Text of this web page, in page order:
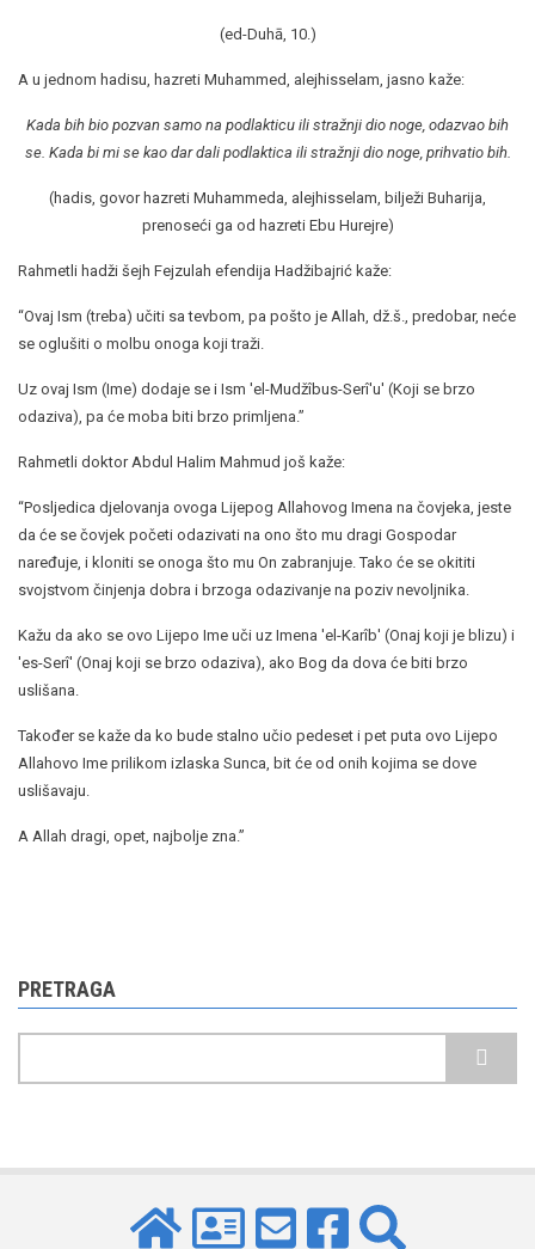
(ed-Duhā, 10.)
A u jednom hadisu, hazreti Muhammed, alejhisselam, jasno kaže:
Kada bih bio pozvan samo na podlakticu ili stražnji dio noge, odazvao bih
se. Kada bi mi se kao dar dali podlaktica ili stražnji dio noge, prihvatio bih.
(hadis, govor hazreti Muhammeda, alejhisselam, bilježi Buharija,
prenoseći ga od hazreti Ebu Hurejre)
Rahmetli hadži šejh Fejzulah efendija Hadžibajrić kaže:
“Ovaj Ism (treba) učiti sa tevbom, pa pošto je Allah, dž.š., predobar, neće
se oglušiti o molbu onoga koji traži.
Uz ovaj Ism (Ime) dodaje se i Ism 'el-Mudžîbus-Serî'u' (Koji se brzo
odaziva), pa će moba biti brzo primljena.”
Rahmetli doktor Abdul Halim Mahmud još kaže:
“Posljedica djelovanja ovoga Lijepog Allahovog Imena na čovjeka, jeste
da će se čovjek početi odazivati na ono što mu dragi Gospodar
naređuje, i kloniti se onoga što mu On zabranjuje. Tako će se okititi
svojstvom činjenja dobra i brzoga odazivanje na poziv nevoljnika.
Kažu da ako se ovo Lijepo Ime uči uz Imena 'el-Karîb' (Onaj koji je blizu) i
'es-Serî' (Onaj koji se brzo odaziva), ako Bog da dova će biti brzo
uslišana.
Također se kaže da ko bude stalno učio pedeset i pet puta ovo Lijepo
Allahovo Ime prilikom izlaska Sunca, bit će od onih kojima se dove
uslišavaju.
A Allah dragi, opet, najbolje zna.”
PRETRAGA